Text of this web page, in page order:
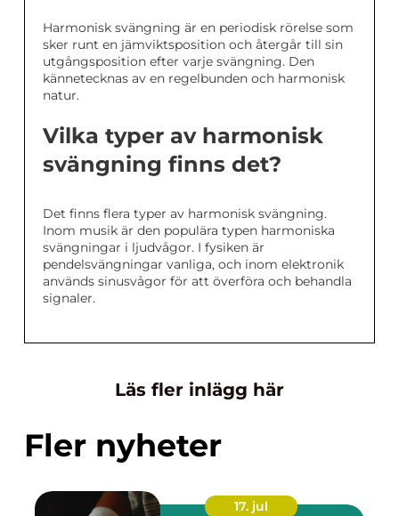
Harmonisk svängning är en periodisk rörelse som
sker runt en jämviktsposition och återgår till sin
utgångsposition efter varje svängning. Den
kännetecknas av en regelbunden och harmonisk
natur.
Vilka typer av harmonisk
svängning finns det?
Det finns flera typer av harmonisk svängning.
Inom musik är den populära typen harmoniska
svängningar i ljudvågor. I fysiken är
pendelsvängningar vanliga, och inom elektronik
används sinusvågor för att överföra och behandla
signaler.
Läs fler inlägg här
Fler nyheter
17. jul